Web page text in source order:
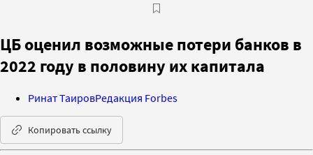
ЦБ оценил возможные потери банков в
2022 году в половину их капитала
Ринат ТаировРедакция Forbes
Копировать ссылку